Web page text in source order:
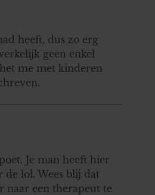
heeft, dus zo erg
geen enkel
me met kinderen
Je man heeft hier
lol. Wees blij dat
naar een therapeut te